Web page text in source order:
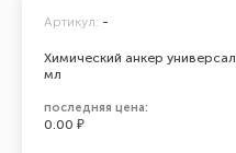
Химический анкер
мл
Артикул: -
последняя цена:
0.00 ₽